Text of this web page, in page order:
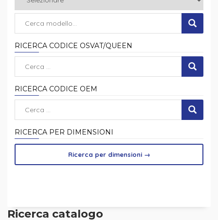
Ricerca catalogo
RICERCA CODICE OSVAT/QUEEN
RICERCA CODICE OEM
RICERCA PER DIMENSIONI
Ricerca per dimensioni→